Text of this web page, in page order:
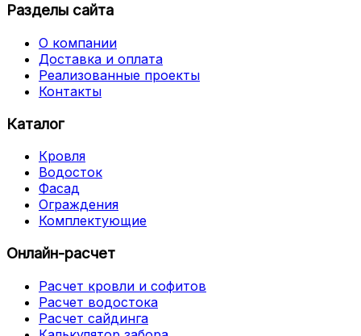
Разделы сайта
О компании
Доставка и оплата
Реализованные проекты
Контакты
Каталог
Кровля
Водосток
Фасад
Ограждения
Комплектующие
Онлайн-расчет
Расчет кровли и софитов
Расчет водостока
Расчет сайдинга